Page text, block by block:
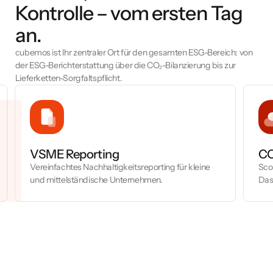
Kontrolle – vom ersten Tag
an.
cubemos ist Ihr zentraler Ort für den gesamten ESG-Bereich: von
der ESG-Berichterstattung über die CO₂-Bilanzierung bis zur
Lieferketten-Sorgfaltspflicht.
VSME Reporting
Vereinfachtes Nachhaltigkeitsreporting für kleine
und mittelständische Unternehmen.